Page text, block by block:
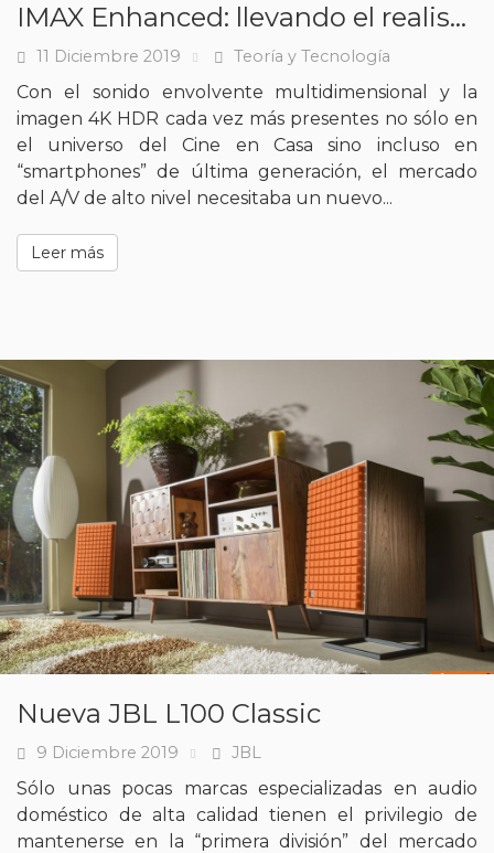
IMAX Enhanced: llevando el realismo audiovisual a un nuevo nivel de excelencia
Fecha
11 Diciembre 2019 Tags
Teoría y Tecnología
Con el sonido envolvente multidimensional y la
imagen 4K HDR cada vez más presentes no sólo en
el universo del Cine en Casa sino incluso en
“smartphones” de última generación, el mercado
del A/V de alto nivel necesitaba un nuevo...
Leer más
Nueva JBL L100 Classic
Fecha
9 Diciembre 2019 Tags
JBL
Sólo unas pocas marcas especializadas en audio
doméstico de alta calidad tienen el privilegio de
mantenerse en la “primera división” del mercado